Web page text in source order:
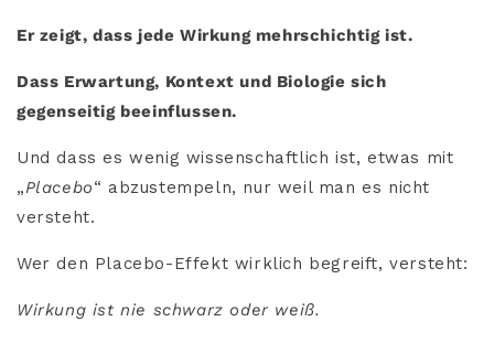
Er zeigt, dass jede Wirkung mehrschichtig ist.
Dass Erwartung, Kontext und Biologie sich
gegenseitig beeinflussen.
Und dass es wenig wissenschaftlich ist, etwas mit
„Placebo“ abzustempeln, nur weil man es nicht
versteht.
Wer den Placebo-Effekt wirklich begreift, versteht:
Wirkung ist nie schwarz oder weiß.